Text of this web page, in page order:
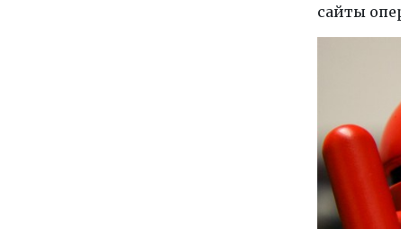
сайты